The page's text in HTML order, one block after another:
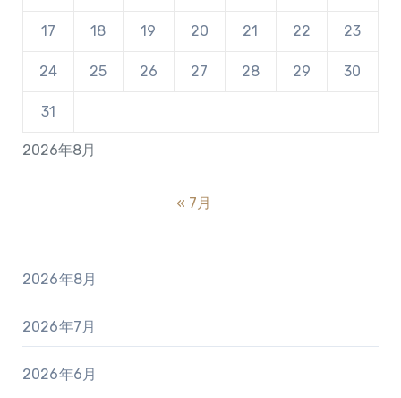
2026年8月
17 18 19 20 21 22 23
24 25 26 27 28 29 30
31
« 7月
2026年8月
2026年7月
2026年6月